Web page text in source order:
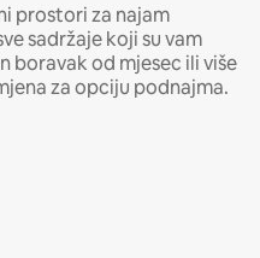
prostori za najam
sadržaje koji su vam
boravak od mjesec ili više
za opciju podnajma.